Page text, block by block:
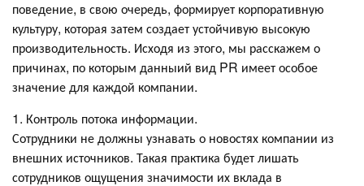
поведение, в свою очередь, формирует корпоративную
культуру, которая затем создает устойчивую высокую
производительность. Исходя из этого, мы расскажем о
причинах, по которым данныий вид PR имеет особое
значение для каждой компании.
1. Контроль потока информации.
Сотрудники не должны узнавать о новостях компании из
внешних источников. Такая практика будет лишать
сотрудников ощущения значимости их вклада в